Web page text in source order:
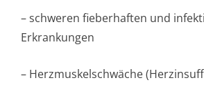
– schweren fieberhaften und
Erkrankungen
– Herzmuskelschwäche